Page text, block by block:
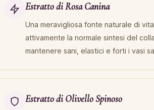
Estratto di Rosa Canina
Una meravigliosa fonte naturale di
attivamente la normale sintesi del
mantenere sani, elastici e forti i vasi
Estratto di Olivello Spinoso